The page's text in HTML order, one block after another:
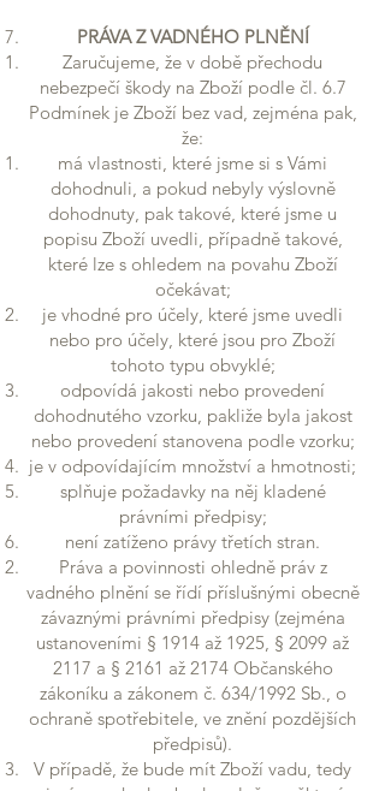
PRÁVA Z VADNÉHO PLNĚNÍ
Zaručujeme, že v době přechodu
nebezpečí škody na Zboží podle čl. 6.7
Podmínek je Zboží bez vad, zejména pak,
že:
má vlastnosti, které jsme si s Vámi
dohodnuli, a pokud nebyly výslovně
dohodnuty, pak takové, které jsme u
popisu Zboží uvedli, případně takové,
které lze s ohledem na povahu Zboží
očekávat;
je vhodné pro účely, které jsme uvedli
nebo pro účely, které jsou pro Zboží
tohoto typu obvyklé;
odpovídá jakosti nebo provedení
dohodnutého vzorku, pakliže byla jakost
nebo provedení stanovena podle vzorku;
je v odpovídajícím množství a hmotnosti;
splňuje požadavky na něj kladené
právními předpisy;
není zatíženo právy třetích stran.
Práva a povinnosti ohledně práv z
vadného plnění se řídí příslušnými obecně
závaznými právními předpisy (zejména
ustanoveními § 1914 až 1925, § 2099 až
2117 a § 2161 až 2174 Občanského
zákoníku a zákonem č. 634/1992 Sb., o
ochraně spotřebitele, ve znění pozdějších
předpisů).
V případě, že bude mít Zboží vadu, tedy